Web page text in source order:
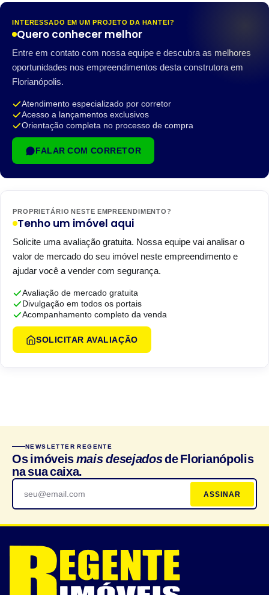
INTERESSADO EM UM PROJETO DA HANTEI?
Quero conhecer melhor
Entre em contato com nossa equipe e descubra as melhores
oportunidades nos empreendimentos desta construtora em
Florianópolis.
Atendimento especializado por corretor
Acesso a lançamentos exclusivos
Orientação completa no processo de compra
FALAR COM CORRETOR
PROPRIETÁRIO NESTE EMPREENDIMENTO?
Tenho um imóvel aqui
Solicite uma avaliação gratuita. Nossa equipe vai analisar o
valor de mercado do seu imóvel neste empreendimento e
ajudar você a vender com segurança.
Avaliação de mercado gratuita
Divulgação em todos os portais
Acompanhamento completo da venda
SOLICITAR AVALIAÇÃO
NEWSLETTER REGENTE
Os imóveismais desejadosde Florianópolis
na sua caixa.
ASSINAR